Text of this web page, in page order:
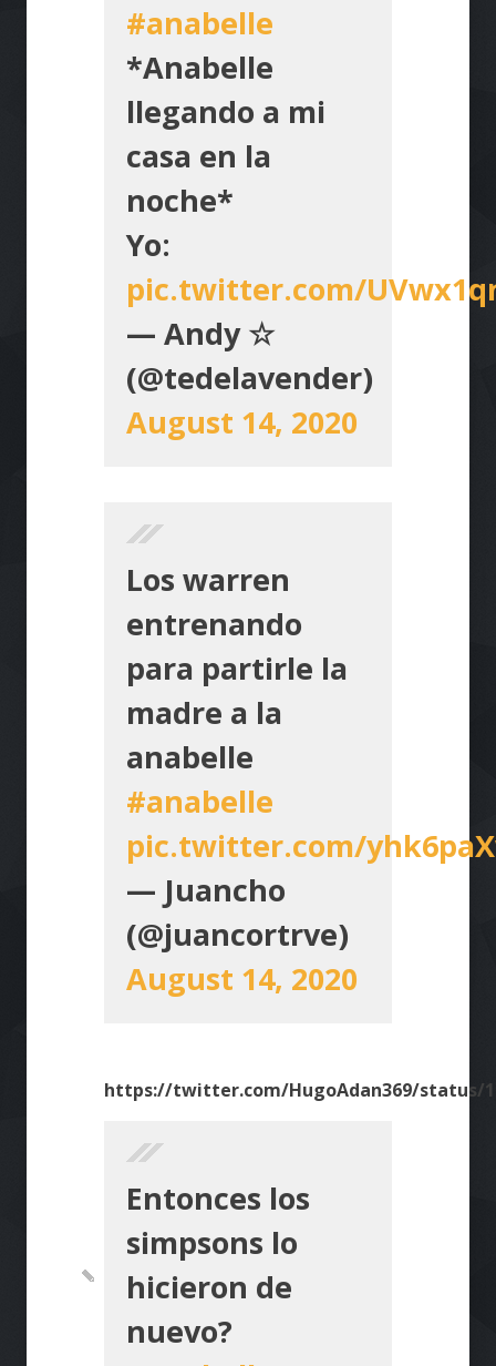
#anabelle
*Anabelle
llegando a mi
casa en la
noche*
Yo:
pic.twitter.com/
— Andy ☆
(@tedelavender)
August 14, 2020
Los warren
entrenando
para partirle la
madre a la
anabelle
#anabelle
pic.twitter.com/
— Juancho
(@juancortrve)
August 14, 2020
https://twitter.com/HugoAdan369/status/
Entonces los
simpsons lo
hicieron de
nuevo?